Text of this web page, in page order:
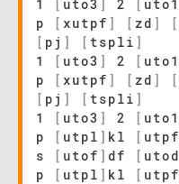
1
[ uto3 ] 2 [ uto1
p
[ xutpf ] [ zd ] [
[ pj ] [ tspli ]
1
[ uto3 ] 2 [ uto1
p
[ xutpf ] [ zd ] [
[ pj ] [ tspli ]
1
[ uto3 ] 2 [ uto1
p
[ utpl ] kl [ utpf
s
[ utof ] df [ utod
p
[ utpl ] kl [ utpf